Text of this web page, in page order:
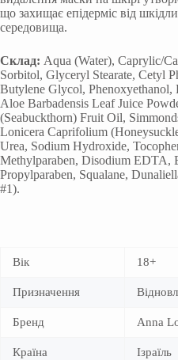
що захищає епідерміс від
середовища.
Склад: Aqua (Water), Caprylic/
Sorbitol, Glyceryl Stearate, Cetyl
Butylene Glycol, Phenoxyethanol,
Aloe Barbadensis Leaf Juice
(Seabuckthorn) Fruit Oil,
Lonicera Caprifolium
Urea, Sodium Hydroxide,
Methylparaben, Disodium EDTA,
Propylparaben, Squalane,
#1).
Вік 18+
Призначення
Бренд Anna
Країна Ізраїль